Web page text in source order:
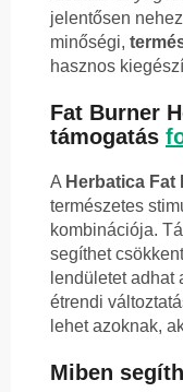
jelentősen
minőségi,
hasznos
Fat Burner
támogatás
A Herbatica Fat
természetes
kombinációja.
segíthet
lendületet adhat
étrendi
lehet azoknak,
Miben